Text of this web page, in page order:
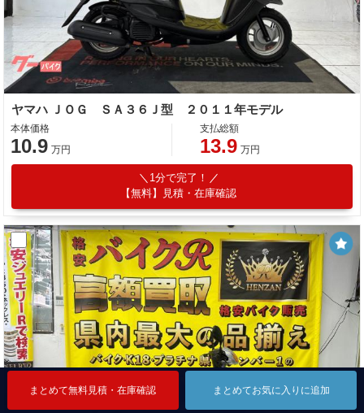
まとめて無料見積・在庫確認 まとめてお気に入りに追加
まとめて無料見積・在庫確認 まとめてお気に入りに追加
ヤマハ ＪＯＧ ＳＡ３６Ｊ型 ２０１１年モデル
本体価格
10.9 万円
支払総額
13.9 万円
1分で完了！
【無料】見積・在庫確認
まとめて無料見積・在庫確認 まとめてお気に入りに追加